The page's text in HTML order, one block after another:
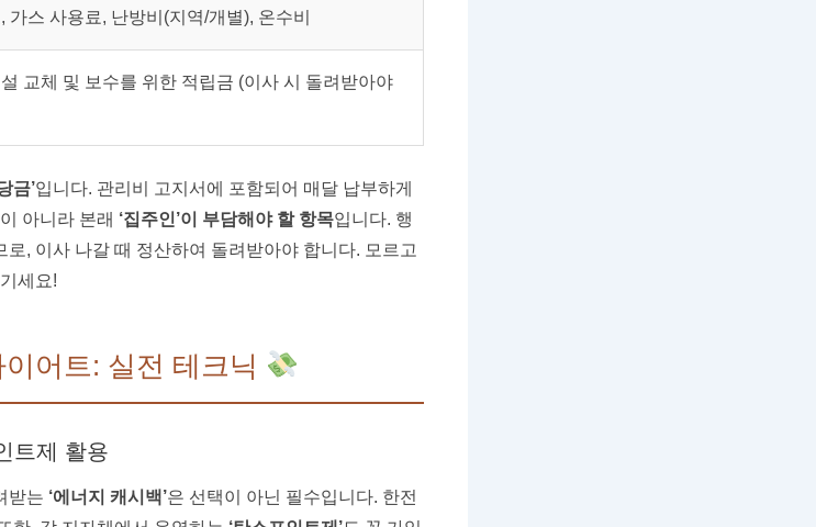
가스 사용료, 난방비(지역/개별), 온수비
교체 및 보수를 위한 적립금 (이사 시 돌려받아야
금’입니다. 관리비 고지서에 포함되어 매달 납부하게
아니라 본래 ‘집주인’이 부담해야 할 항목입니다. 행
, 이사 나갈 때 정산하여 돌려받아야 합니다. 모르고
세요!
어트: 실전 테크닉
트제 활용
받는 ‘에너지 캐시백’은 선택이 아닌 필수입니다. 한전